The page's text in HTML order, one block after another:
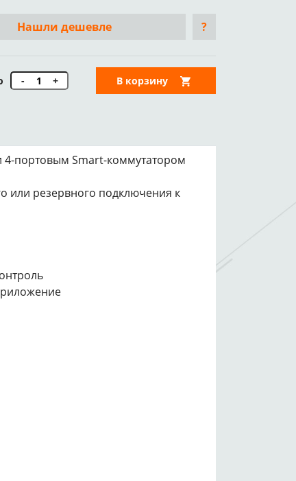
Нашли дешевле ?
- + В корзину
4-портовым Smart-коммутатором
или резервного подключения к